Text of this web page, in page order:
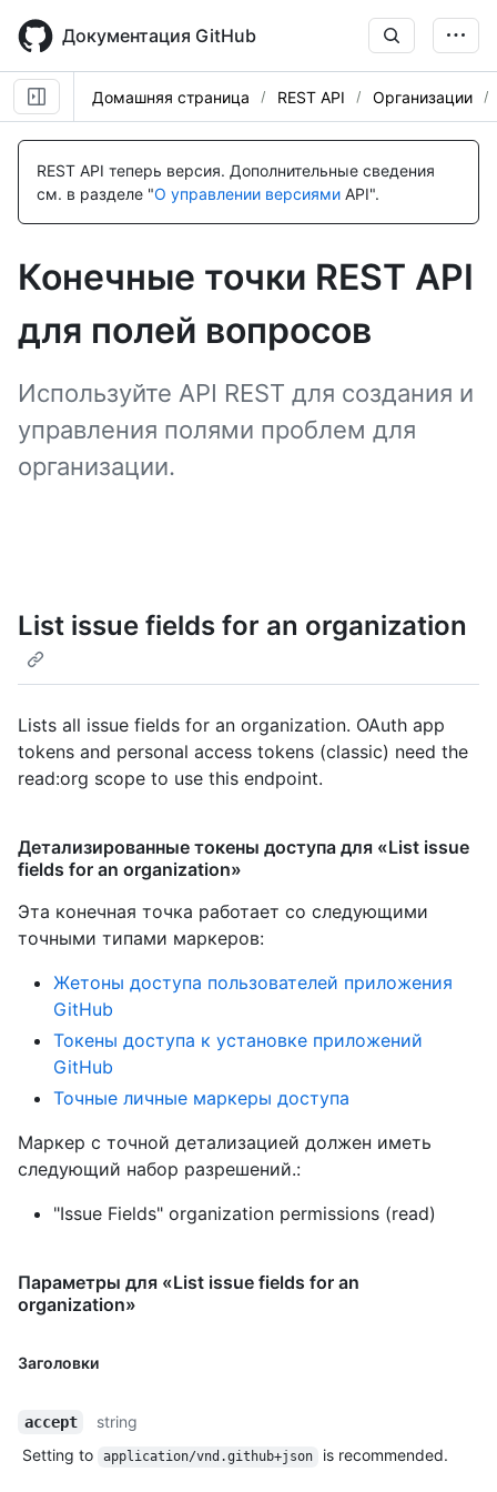
main
content
Документация GitHub
Домашняя страница REST API Организации
REST API теперь версия. Дополнительные сведения
см. в разделе "О управлении версиями API".
Конечные точки REST API
для полей вопросов
Используйте API REST для создания и
управления полями проблем для
организации.
List issue fields for an organization
Lists all issue fields for an organization. OAuth app
tokens and personal access tokens (classic) need the
read:org scope to use this endpoint.
Детализированные токены доступа для «List issue
fields for an organization»
Эта конечная точка работает со следующими
точными типами маркеров:
Жетоны доступа пользователей приложения
GitHub
Токены доступа к установке приложений
GitHub
Точные личные маркеры доступа
Маркер с точной детализацией должен иметь
следующий набор разрешений.:
"Issue Fields" organization permissions (read)
Параметры для «List issue fields for an
organization»
Заголовки
Имя., Тип,
Description
accept
string
Setting to
application/vnd.github+json is recommended.
Имя., Тип,
Description
Имя., Тип,
Description
Имя., Тип,
Description
Имя., Тип,
Description
Имя., Тип,
Description
Имя., Тип,
Description
Имя., Тип,
Description
Имя., Тип,
Description
Имя., Тип,
Description